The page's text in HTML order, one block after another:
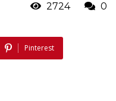
2724 0
Pinterest